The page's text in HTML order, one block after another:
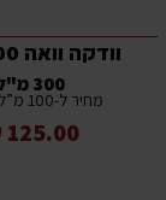
וודקה וואה 300 מ"ל
300 מ"ל
מחיר ל-100 מ”ל: 42 ₪
125.00 ₪